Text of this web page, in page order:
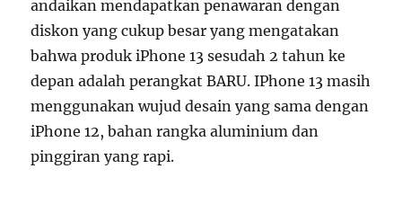
andaikan mendapatkan penawaran dengan
diskon yang cukup besar yang mengatakan
bahwa produk iPhone 13 sesudah 2 tahun ke
depan adalah perangkat BARU. IPhone 13 masih
menggunakan wujud desain yang sama dengan
iPhone 12, bahan rangka aluminium dan
pinggiran yang rapi.